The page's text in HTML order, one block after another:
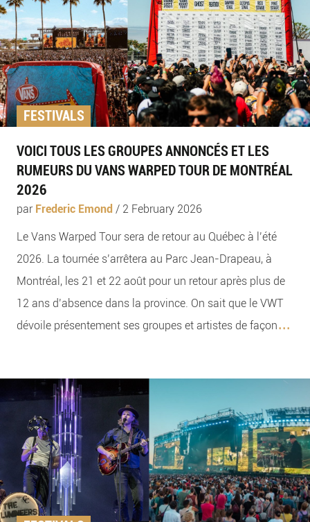
FESTIVALS
VOICI TOUS LES GROUPES ANNONCÉS ET LES
RUMEURS DU VANS WARPED TOUR DE MONTRÉAL
2026
par Frederic Emond / 2 February 2026
Le Vans Warped Tour sera de retour au Québec à l’été
2026. La tournée s’arrêtera au Parc Jean-Drapeau, à
Montréal, les 21 et 22 août pour un retour après plus de
12 ans d’absence dans la province. On sait que le VWT
dévoile présentement ses groupes et artistes de façon...